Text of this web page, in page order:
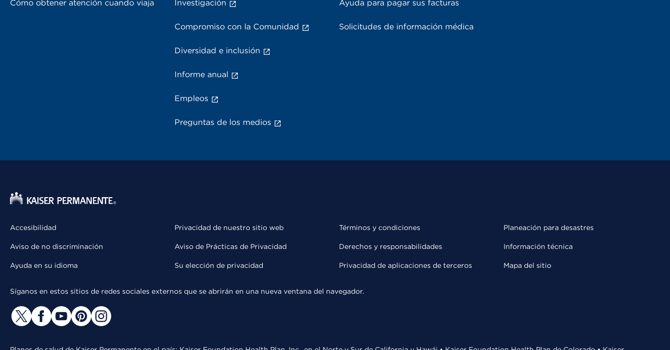
Cómo obtener atención cuando viaja Investigación
Compromiso con la Comunidad
Diversidad e inclusión
Informe anual
Empleos
Preguntas de los medios
Ayuda para pagar sus facturas
Solicitudes de información médica
Accesibilidad
Aviso de no discriminación
Ayuda en su idioma
Privacidad de nuestro sitio web
Aviso de Prácticas de Privacidad
Su elección de privacidad
Términos y condiciones
Derechos y responsabilidades
Privacidad de aplicaciones de terceros
Planeación para desastres
Información técnica
Mapa del sitio
Síganos en estos sitios de redes sociales externos que se abrirán en una nueva ventana del navegador.